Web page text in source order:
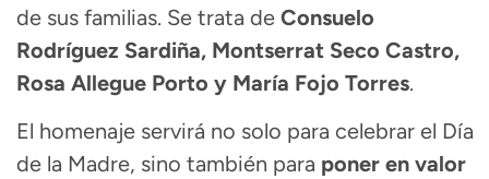
de sus familias. Se trata de Consuelo
Rodríguez Sardiña, Montserrat Seco Castro,
Rosa Allegue Porto y María Fojo Torres.
El homenaje servirá no solo para celebrar el Día
de la Madre, sino también para poner en valor